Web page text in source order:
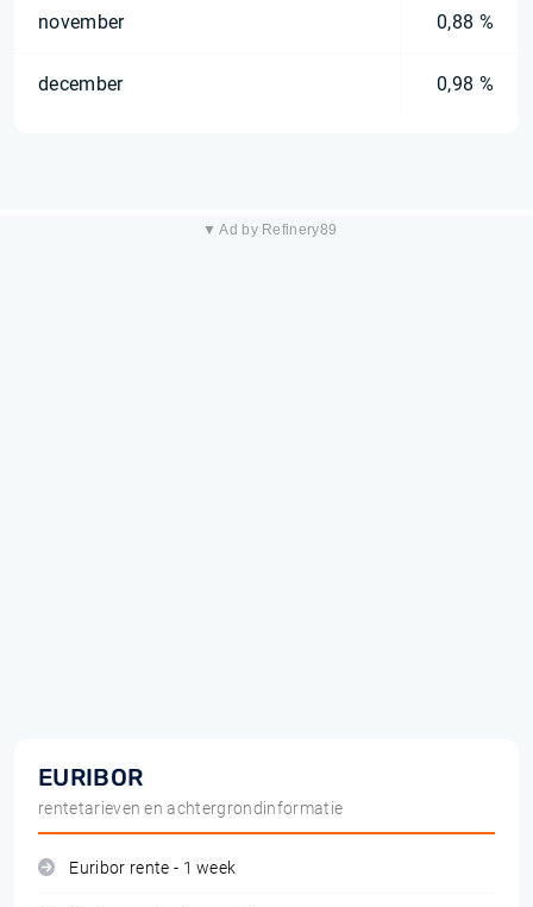
november 0,88 %
december 0,98 %
▼ Ad by Refinery89
EURIBOR
rentetarieven en achtergrondinformatie
Euribor rente - 1 week